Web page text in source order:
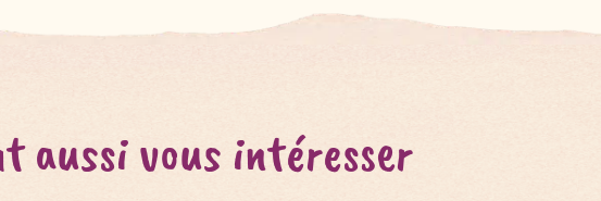
aussi vous intéresser